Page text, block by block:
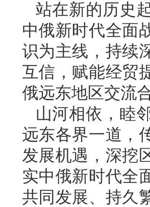
站在新的历史
中俄新时代全面
识为主线，持续
互信，赋能经贸
俄远东地区交流
山河相依，睦
远东各界一道，
发展机遇，深挖
实中俄新时代全
共同发展、持久